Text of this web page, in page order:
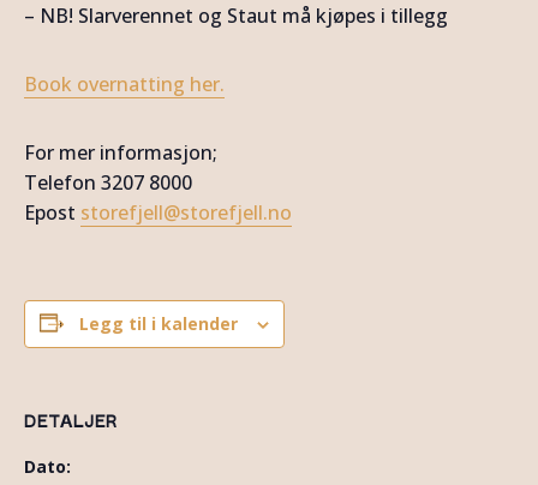
– NB! Slarverennet og Staut må kjøpes i tillegg
Book overnatting her.
For mer informasjon;
Telefon 3207 8000
Epost storefjell@storefjell.no
Legg til i kalender
DETALJER
Dato: